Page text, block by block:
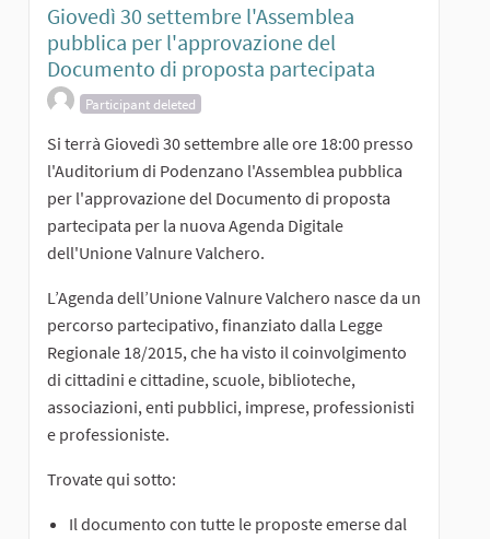
Giovedì 30 settembre l'Assemblea
pubblica per l'approvazione del
Documento di proposta partecipata
Participant deleted
Si terrà Giovedì 30 settembre alle ore 18:00 presso
l'Auditorium di Podenzano l'Assemblea pubblica
per l'approvazione del Documento di proposta
partecipata per la nuova Agenda Digitale
dell'Unione Valnure Valchero.
L’Agenda dell’Unione Valnure Valchero nasce da un
percorso partecipativo, finanziato dalla Legge
Regionale 18/2015, che ha visto il coinvolgimento
di cittadini e cittadine, scuole, biblioteche,
associazioni, enti pubblici, imprese, professionisti
e professioniste.
Trovate qui sotto:
Il documento con tutte le proposte emerse dal